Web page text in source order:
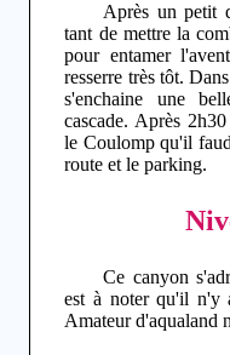
Après un petit
tant de mettre la
pour entamer
resserre très tôt.
s'enchaine une
cascade. Après
le Coulomp qu'il
route et le parking.
Ce canyon
est à noter qu'il n'y
Amateur d'aqualand